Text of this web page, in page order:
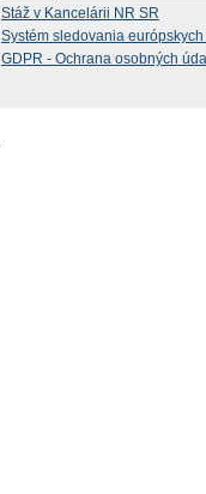
Stáž v Kancelárii NR SR
Systém sledovania
GDPR - Ochrana osobných